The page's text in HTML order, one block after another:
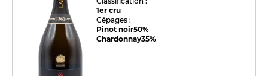
1er cru
Cépages :
Pinot noir50%
Chardonnay35%